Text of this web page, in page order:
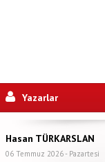
Yazarlar
Hasan TÜRKARSLAN
06 Temmuz 2026 - Pazartesi